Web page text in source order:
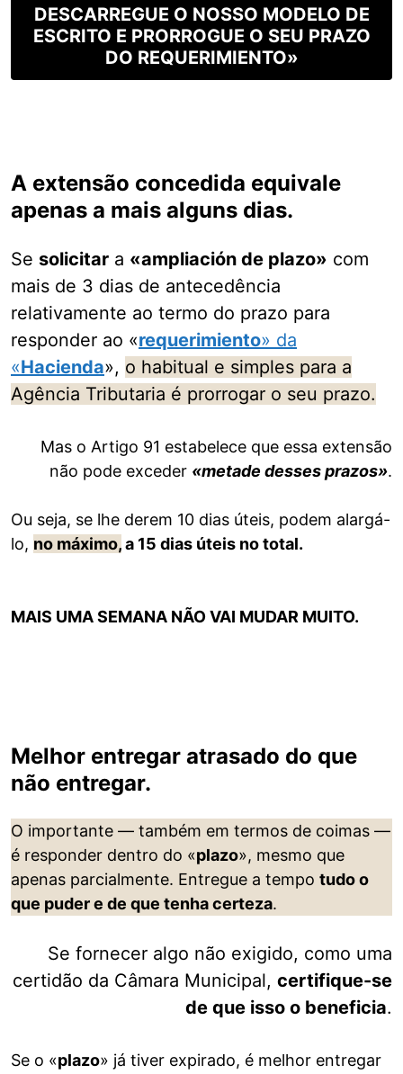
DESCARREGUE O NOSSO MODELO DE
ESCRITO E PRORROGUE O SEU PRAZO
DO REQUERIMIENTO»
A extensão concedida equivale
apenas a mais alguns dias.
Se solicitar a «ampliación de plazo» com
mais de 3 dias de antecedência
relativamente ao termo do prazo para
responder ao «requerimiento» da
«Hacienda», o habitual e simples para a
Agência Tributaria é prorrogar o seu prazo.
Mas o Artigo 91 estabelece que essa extensão
não pode exceder «metade desses prazos».
Ou seja, se lhe derem 10 dias úteis, podem alargá-
lo, no máximo,a 15 dias úteis no total.
MAIS UMA SEMANA NÃO VAI MUDAR MUITO.
Melhor entregar atrasado do que
não entregar.
O importante — também em termos de coimas —
é responder dentro do «plazo», mesmo que
apenas parcialmente. Entregue a tempo tudo o
que puder e de que tenha certeza.
Se fornecer algo não exigido, como uma
certidão da Câmara Municipal, certifique-se
de que isso o beneficia.
Se o «plazo» já tiver expirado, é melhor entregar